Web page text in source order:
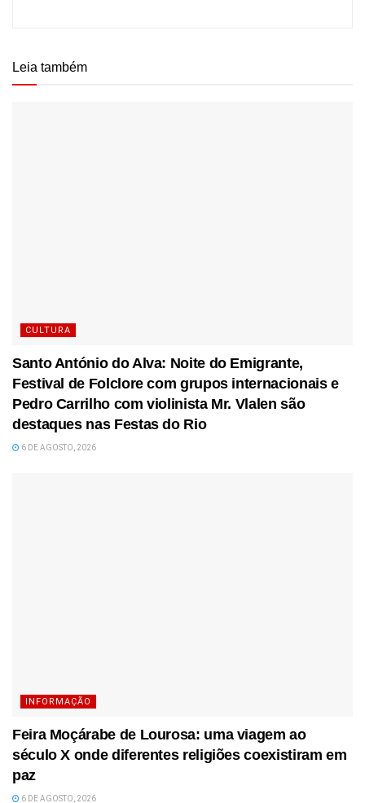
Leia também
CULTURA
Santo António do Alva: Noite do Emigrante,
Festival de Folclore com grupos internacionais e
Pedro Carrilho com violinista Mr. Vlalen são
destaques nas Festas do Rio
6 DE AGOSTO, 2026
INFORMAÇÃO
Feira Moçárabe de Lourosa: uma viagem ao
século X onde diferentes religiões coexistiram em
paz
6 DE AGOSTO, 2026